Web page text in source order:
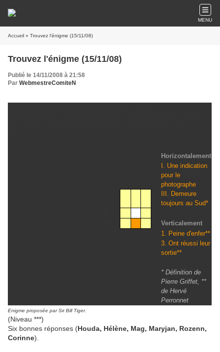
MENU
Accueil » Trouvez l'énigme (15/11/08)
Trouvez l'énigme (15/11/08)
Publié le 14/11/2008 à 21:58
Par WebmestreComiteN
Horizontalement
I. Une indication
pour le
photographe
III. Demeure
toujours au Sud*
Verticalement
1. Peine d'enfer**
3. Ont réussi leur
sortie**
* Définition de
Pierre Griffet, **
de Hervé
Perronnet
Enigme proposée par Sir Bill Tiger.
(Niveau ***)
Six bonnes réponses (Houda, Hélène, Mag, Maryjan, Rozenn,
Corinne).